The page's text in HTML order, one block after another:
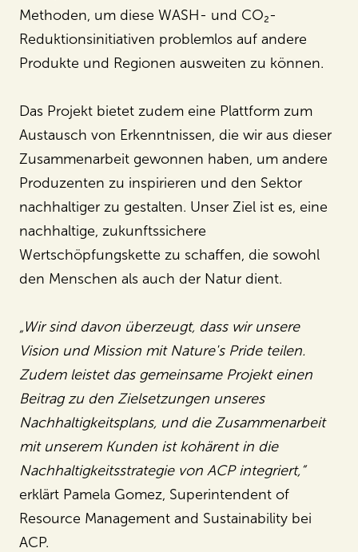
Methoden, um diese WASH- und CO₂-
Reduktionsinitiativen problemlos auf andere
Produkte und Regionen ausweiten zu können.
Das Projekt bietet zudem eine Plattform zum
Austausch von Erkenntnissen, die wir aus dieser
Zusammenarbeit gewonnen haben, um andere
Produzenten zu inspirieren und den Sektor
nachhaltiger zu gestalten. Unser Ziel ist es, eine
nachhaltige, zukunftssichere
Wertschöpfungskette zu schaffen, die sowohl
den Menschen als auch der Natur dient.
„Wir sind davon überzeugt, dass wir unsere
Vision und Mission mit Nature's Pride teilen.
Zudem leistet das gemeinsame Projekt einen
Beitrag zu den Zielsetzungen unseres
Nachhaltigkeitsplans, und die Zusammenarbeit
mit unserem Kunden ist kohärent in die
Nachhaltigkeitsstrategie von ACP integriert,“
erklärt Pamela Gomez, Superintendent of
Resource Management and Sustainability bei
ACP.